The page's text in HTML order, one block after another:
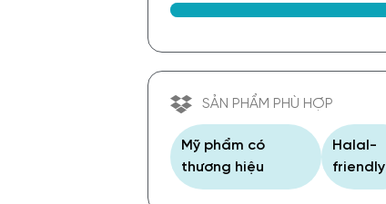
SẢN PHẨM PHÙ HỢP
Mỹ phẩm có
thương hiệu
Halal-
friendly